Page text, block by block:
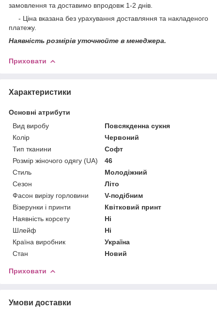
замовлення та доставимо впродовж 1-2 днів.
- Ціна вказана без урахування доставляння та накладеного
платежу.
Наявність розмірів уточнюйте в менеджера.
Приховати
Характеристики
Основні атрибути
Вид виробу
Повсякденна сукня
Колір
Червоний
Тип тканини
Софт
Розмір жіночого одягу (UA)
46
Стиль
Молодіжний
Сезон
Літо
Фасон вирізу горловини
V-подібним
Візерунки і принти
Квітковий принт
Наявність корсету
Ні
Шлейф
Ні
Країна виробник
Україна
Стан
Новий
Приховати
Умови доставки